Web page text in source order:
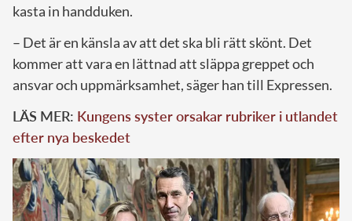
kasta in handduken.
– Det är en känsla av att det ska bli rätt skönt. Det
kommer att vara en lättnad att släppa greppet och
ansvar och uppmärksamhet, säger han till Expressen.
LÄS MER: Kungens syster orsakar rubriker i utlandet
efter nya beskedet